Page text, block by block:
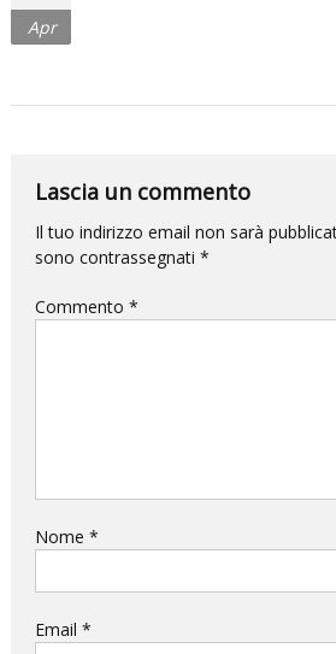
per
il
e
DANZA
questa
volta
l’impatto
Apr
Lascia un commento
Il tuo indirizzo email non sarà
sono contrassegnati *
Commento *
Nome *
Email *